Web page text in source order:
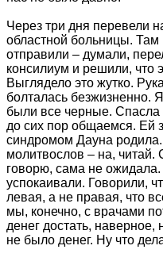
Через три дня перевели
областной больницы. Там
отправили – думали,
консилиум и решили, что
Выглядело это жутко.
болталась безжизненно.
были все черные.
до сих пор общаемся. Ей
синдромом Дауна
молитвослов – на, читай.
говорю, сама не
успокаивали. Говорили,
левая, а не правая, что
мы, конечно, с врачами
денег достать,
не было денег. Ну что